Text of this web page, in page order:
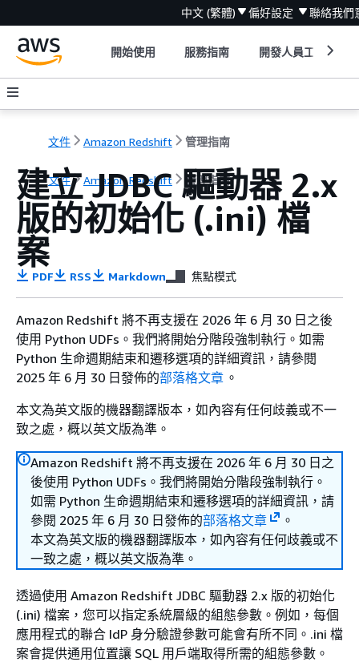
中文 (繁體) 偏好設定 聯絡我們
開始使用 服務指南 開發人員工具
文件 Amazon Redshift 管理指南
文件 Amazon Redshift 管理指南
建立 JDBC 驅動器 2.x
版的初始化 (.ini) 檔
案
PDF RSS Markdown 焦點模式
Amazon Redshift 將不再支援在 2026 年 6 月 30 日之後
使用 Python UDFs。我們將開始分階段強制執行。如需
Python 生命週期結束和遷移選項的詳細資訊，請參閱
2025 年 6 月 30 日發佈的部落格文章 。
本文為英文版的機器翻譯版本，如內容有任何歧義或不一
致之處，概以英文版為準。
Amazon Redshift 將不再支援在 2026 年 6 月 30 日之
後使用 Python UDFs。我們將開始分階段強制執行。
如需 Python 生命週期結束和遷移選項的詳細資訊，請
參閱 2025 年 6 月 30 日發佈的部落格文章
。
本文為英文版的機器翻譯版本，如內容有任何歧義或不
一致之處，概以英文版為準。
透過使用 Amazon Redshift JDBC 驅動器 2.x 版的初始化
(.ini) 檔案，您可以指定系統層級的組態參數。例如，每個
應用程式的聯合 IdP 身分驗證參數可能會有所不同。.ini 檔
案會提供通用位置讓 SQL 用戶端取得所需的組態參數。